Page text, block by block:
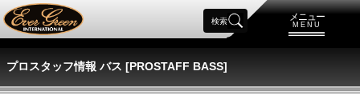
メニュー
MENU
検索
プロスタッフ情報 バス [PROSTAFF BASS]